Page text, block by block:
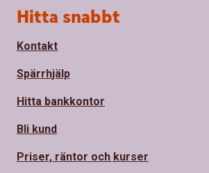
Sidfot
Hitta snabbt
Kontakt
Spärrhjälp
Hitta bankkontor
Bli kund
Priser, räntor och kurser